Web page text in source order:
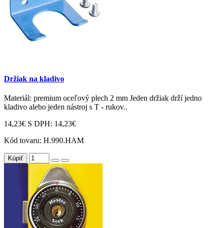
Držiak na kladivo
Materiál: premium oceľový plech 2 mm Jeden držiak drží jedno
kladivo alebo jeden nástroj s T - rukov..
14,23€ S DPH: 14,23€
Kód tovaru: H.990.HAM
Kúpiť